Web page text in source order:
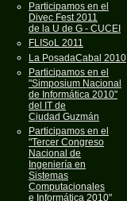
Participamos en el
Divec Fest 2011
de la U de G - CUCEI
FLISoL 2011
La PosadaCabal 2010
Participamos en el
"Simposium Nacional
de Informática 2010"
del IT de
Ciudad Guzmán
Participamos en el
"Tercer Congreso
Nacional de
Ingeniería en
Sistemas
Computacionales
e Informática 2010"